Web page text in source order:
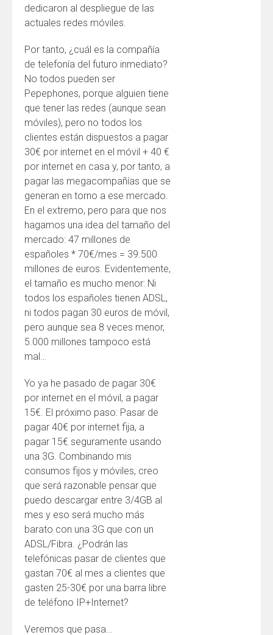
dedicaron al despliegue de las
actuales redes móviles.
Por tanto, ¿cuál es la compañía
de telefonía del futuro inmediato?
No todos pueden ser
Pepephones, porque alguien tiene
que tener las redes (aunque sean
móviles), pero no todos los
clientes están dispuestos a pagar
30€ por internet en el móvil + 40 €
por internet en casa y, por tanto, a
pagar las megacompañías que se
generan en torno a ese mercado.
En el extremo, pero para que nos
hagamos una idea del tamaño del
mercado: 47 millones de
españoles * 70€/mes = 39.500
millones de euros. Evidentemente,
el tamaño es mucho menor: Ni
todos los españoles tienen ADSL,
ni todos pagan 30 euros de móvil,
pero aunque sea 8 veces menor,
5.000 millones tampoco está
mal…
Yo ya he pasado de pagar 30€
por internet en el móvil, a pagar
15€. El próximo paso: Pasar de
pagar 40€ por internet fija, a
pagar 15€ seguramente usando
una 3G. Combinando mis
consumos fijos y móviles, creo
que será razonable pensar que
puedo descargar entre 3/4GB al
mes y eso será mucho más
barato con una 3G que con un
ADSL/Fibra. ¿Podrán las
telefónicas pasar de clientes que
gastan 70€ al mes a clientes que
gasten 25-30€ por una barra libre
de teléfono IP+Internet?
Veremos que pasa…